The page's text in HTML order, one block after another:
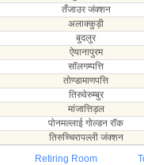
तँजाउर जंक्शन
अलाक्कुड़ी
बुदलुर
ऐयानापुरम
सॉलगम्पत्ति
तोण्डामाणपत्ति
तिरुवेरुम्बुर
मांजात्तिड़ल
पोनमल्लाई गोल्डन रॉक
तिरुच्चिरापल्ली जंक्शन
Retiring Room